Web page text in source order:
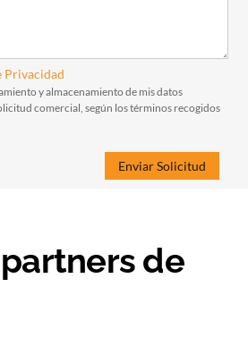
Privacidad
y almacenamiento de mis datos
comercial, según los términos recogidos
partners de